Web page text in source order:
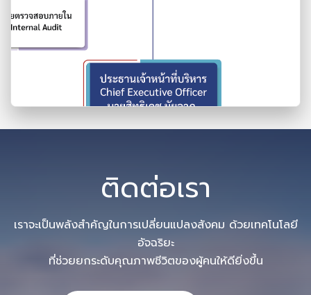
ติดต่อเรา
เราจะเป็นพลังสำคัญในการเปลี่ยนแปลงสังคม ด้วยเทคโนโลยี
อัจฉริยะ
ที่ช่วยยกระดับคุณภาพชีวิตของผู้คนให้ดียิ่งขึ้น